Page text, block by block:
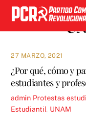
Skip
content
27 MARZO, 2021
¿Por qué, cómo y
estudiantes y
admin Protestas
Estudiantil UNAM